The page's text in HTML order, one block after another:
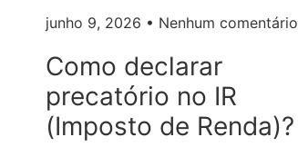
junho 9, 2026 Nenhum comentário
Como declarar
precatório no IR
(Imposto de Renda)?